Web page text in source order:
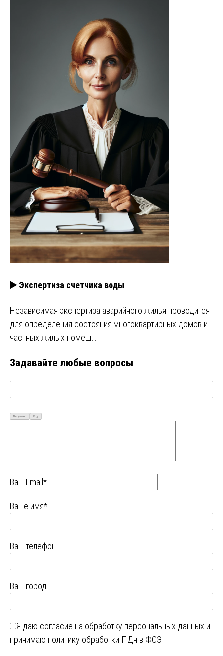
▶️ Экспертиза счетчика воды
Независимая экспертиза аварийного жилья проводится
для определения состояния многоквартирных домов и
частных жилых помещ…
Задавайте любые вопросы
Визуально Код
Ваш Email*
Ваше имя*
Ваш телефон
Ваш город
Я даю согласие на обработку персональных данных и
принимаю политику обработки ПДн в ФСЭ